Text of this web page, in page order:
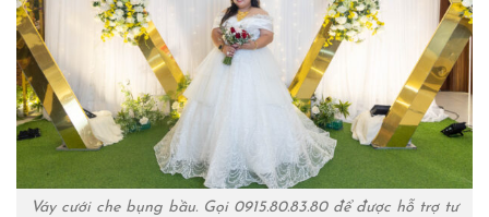
Váy cưới che bụng bầu. Gọi 0915.80.83.80 để được hỗ trợ tư